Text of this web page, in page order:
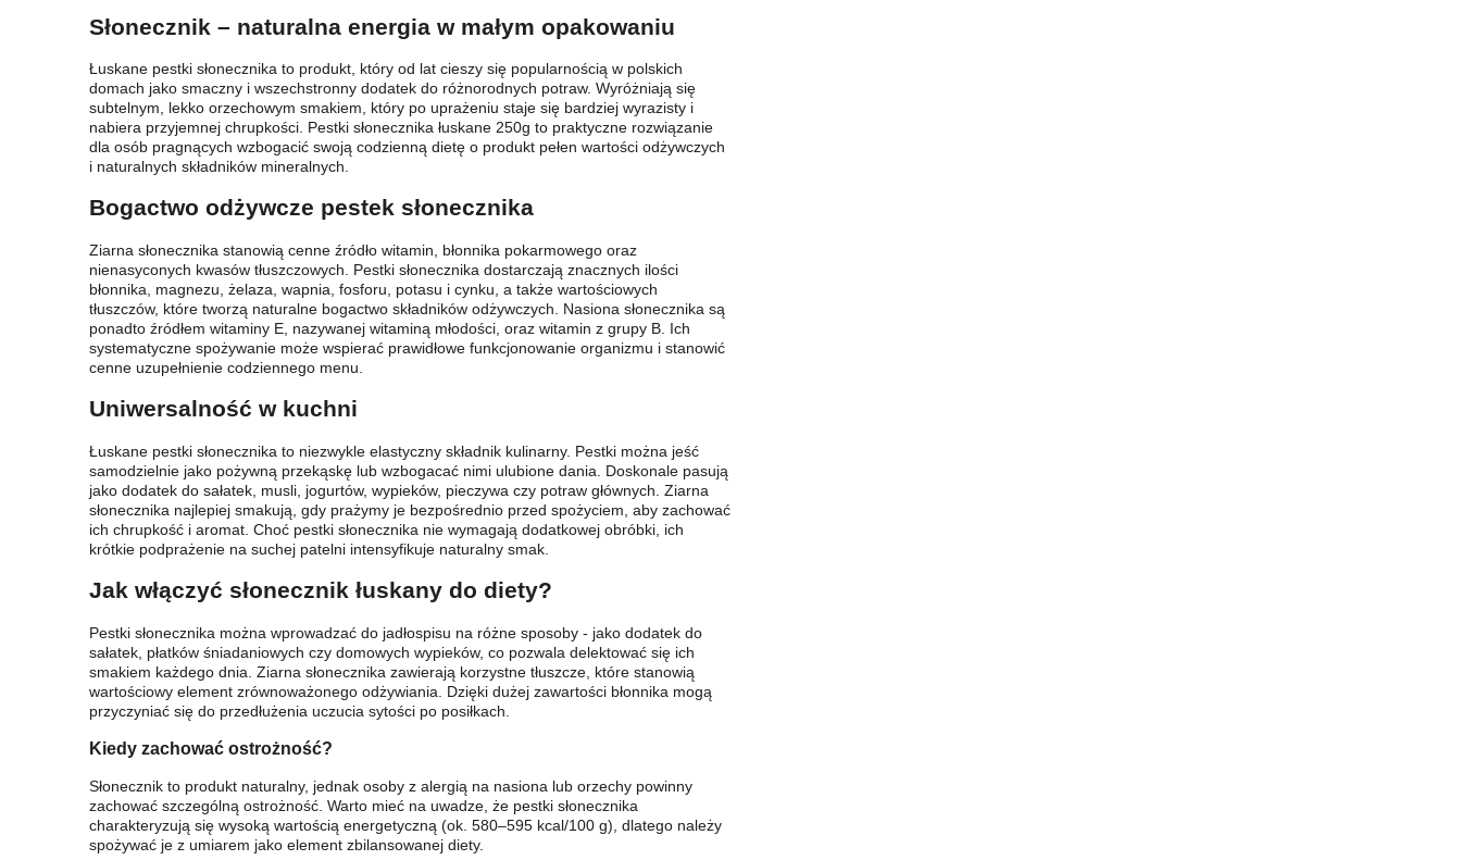
Słonecznik – naturalna energia w małym opakowaniu
Łuskane pestki słonecznika to produkt, który od lat cieszy się popularnością w polskich
domach jako smaczny i wszechstronny dodatek do różnorodnych potraw. Wyróżniają się
subtelnym, lekko orzechowym smakiem, który po uprażeniu staje się bardziej wyrazisty i
nabiera przyjemnej chrupkości. Pestki słonecznika łuskane 250g to praktyczne rozwiązanie
dla osób pragnących wzbogacić swoją codzienną dietę o produkt pełen wartości odżywczych
i naturalnych składników mineralnych.
Bogactwo odżywcze pestek słonecznika
Ziarna słonecznika stanowią cenne źródło witamin, błonnika pokarmowego oraz
nienasyconych kwasów tłuszczowych. Pestki słonecznika dostarczają znacznych ilości
błonnika, magnezu, żelaza, wapnia, fosforu, potasu i cynku, a także wartościowych
tłuszczów, które tworzą naturalne bogactwo składników odżywczych. Nasiona słonecznika są
ponadto źródłem witaminy E, nazywanej witaminą młodości, oraz witamin z grupy B. Ich
systematyczne spożywanie może wspierać prawidłowe funkcjonowanie organizmu i stanowić
cenne uzupełnienie codziennego menu.
Uniwersalność w kuchni
Łuskane pestki słonecznika to niezwykle elastyczny składnik kulinarny. Pestki można jeść
samodzielnie jako pożywną przekąskę lub wzbogacać nimi ulubione dania. Doskonale pasują
jako dodatek do sałatek, musli, jogurtów, wypieków, pieczywa czy potraw głównych. Ziarna
słonecznika najlepiej smakują, gdy prażymy je bezpośrednio przed spożyciem, aby zachować
ich chrupkość i aromat. Choć pestki słonecznika nie wymagają dodatkowej obróbki, ich
krótkie podprażenie na suchej patelni intensyfikuje naturalny smak.
Jak włączyć słonecznik łuskany do diety?
Pestki słonecznika można wprowadzać do jadłospisu na różne sposoby - jako dodatek do
sałatek, płatków śniadaniowych czy domowych wypieków, co pozwala delektować się ich
smakiem każdego dnia. Ziarna słonecznika zawierają korzystne tłuszcze, które stanowią
wartościowy element zrównoważonego odżywiania. Dzięki dużej zawartości błonnika mogą
przyczyniać się do przedłużenia uczucia sytości po posiłkach.
Kiedy zachować ostrożność?
Słonecznik to produkt naturalny, jednak osoby z alergią na nasiona lub orzechy powinny
zachować szczególną ostrożność. Warto mieć na uwadze, że pestki słonecznika
charakteryzują się wysoką wartością energetyczną (ok. 580–595 kcal/100 g), dlatego należy
spożywać je z umiarem jako element zbilansowanej diety.